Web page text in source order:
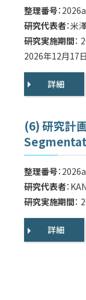
整理番号：
研究代表者：米
研究実施期間：
2026年12月17
詳細
(6) 研究計
整理番号：
研究代表者：
研究実施期間：
詳細